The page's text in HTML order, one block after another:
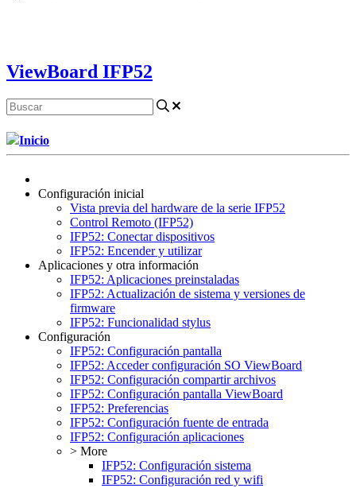
ViewBoard IFP52
Inicio
Configuración inicial
Vista previa del hardware de la serie IFP52
Control Remoto (IFP52)
IFP52: Conectar dispositivos
IFP52: Encender y utilizar
Aplicaciones y otra información
IFP52: Aplicaciones preinstaladas
IFP52: Actualización de sistema y versiones de
firmware
IFP52: Funcionalidad stylus
Configuración
IFP52: Configuración pantalla
IFP52: Acceder configuración SO ViewBoard
IFP52: Configuración compartir archivos
IFP52: Configuración pantalla ViewBoard
IFP52: Preferencias
IFP52: Configuración fuente de entrada
IFP52: Configuración aplicaciones
> More
IFP52: Configuración sistema
IFP52: Configuración red y wifi